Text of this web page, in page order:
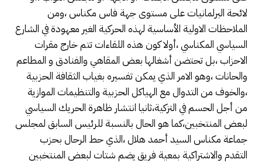
لائحة البرلمانيات على مستوى جهة فاس مكناس ،ومن
الملاحظات الاولية الأساسية لهذه الحركية الغير معهودة في الشارع
السياسي المكناسي ،أولا كون هذه اللقاءات تتم خارج مقرات
الاحزاب ،بل تحتضن أشغالها بعض المقاهي والفنادق و المطاعم
والحانات ،وهو الامر الذي يمكن تفسيره بغياب الثقافة الحزبية
،والخوف من التدوال مع الهياكل الحزبية والتنظيمات الموازية
من أجل الحسم في التزكية،ثانيا انتشار ظاهرة الحريك السياسي
لبعض المنتخبين،كما هو الحال بالنسبة للرئيس السابق لمجلس
جماعة مكناس السيد أحمد هلال ،الذي حط الرحال بحزب
التقدم والاشتراكية بمعية فريق يضم شتات لبعض المنتخبين